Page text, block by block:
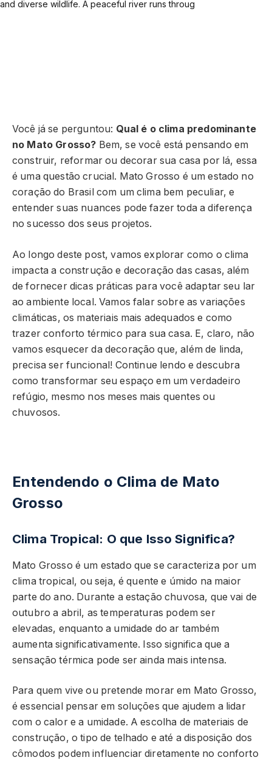
Você já se perguntou: Qual é o clima predominante
no Mato Grosso? Bem, se você está pensando em
construir, reformar ou decorar sua casa por lá, essa
é uma questão crucial. Mato Grosso é um estado no
coração do Brasil com um clima bem peculiar, e
entender suas nuances pode fazer toda a diferença
no sucesso dos seus projetos.
Ao longo deste post, vamos explorar como o clima
impacta a construção e decoração das casas, além
de fornecer dicas práticas para você adaptar seu lar
ao ambiente local. Vamos falar sobre as variações
climáticas, os materiais mais adequados e como
trazer conforto térmico para sua casa. E, claro, não
vamos esquecer da decoração que, além de linda,
precisa ser funcional! Continue lendo e descubra
como transformar seu espaço em um verdadeiro
refúgio, mesmo nos meses mais quentes ou
chuvosos.
Entendendo o Clima de Mato
Grosso
Clima Tropical: O que Isso Significa?
Mato Grosso é um estado que se caracteriza por um
clima tropical, ou seja, é quente e úmido na maior
parte do ano. Durante a estação chuvosa, que vai de
outubro a abril, as temperaturas podem ser
elevadas, enquanto a umidade do ar também
aumenta significativamente. Isso significa que a
sensação térmica pode ser ainda mais intensa.
Para quem vive ou pretende morar em Mato Grosso,
é essencial pensar em soluções que ajudem a lidar
com o calor e a umidade. A escolha de materiais de
construção, o tipo de telhado e até a disposição dos
cômodos podem influenciar diretamente no conforto